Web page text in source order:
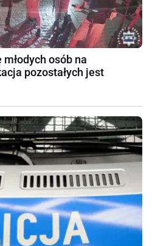
osób na
pozostałych jest